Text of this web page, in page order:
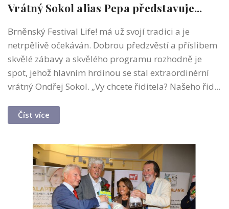
Vrátný Sokol alias Pepa představuje...
Brněnský Festival Life! má už svojí tradici a je
netrpělivě očekáván. Dobrou předzvěstí a příslibem
skvělé zábavy a skvělého programu rozhodně je
spot, jehož hlavním hrdinou se stal extraordinérní
vrátný Ondřej Sokol. „Vy chcete řiditela? Našeho řid...
Číst více